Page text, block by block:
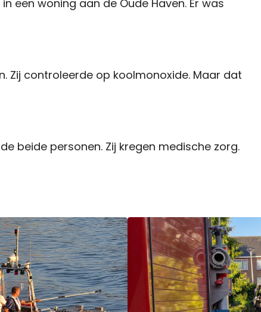
een woning aan de Oude Haven. Er was
Zij controleerde op koolmonoxide. Maar dat
beide personen. Zij kregen medische zorg.